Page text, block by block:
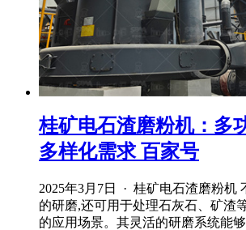
桂矿电石渣磨粉机：多
多样化需求 百家号
2025年3月7日 · 桂矿电石渣磨粉机
的研磨,还可用于处理石灰石、矿渣
的应用场景。其灵活的研磨系统能